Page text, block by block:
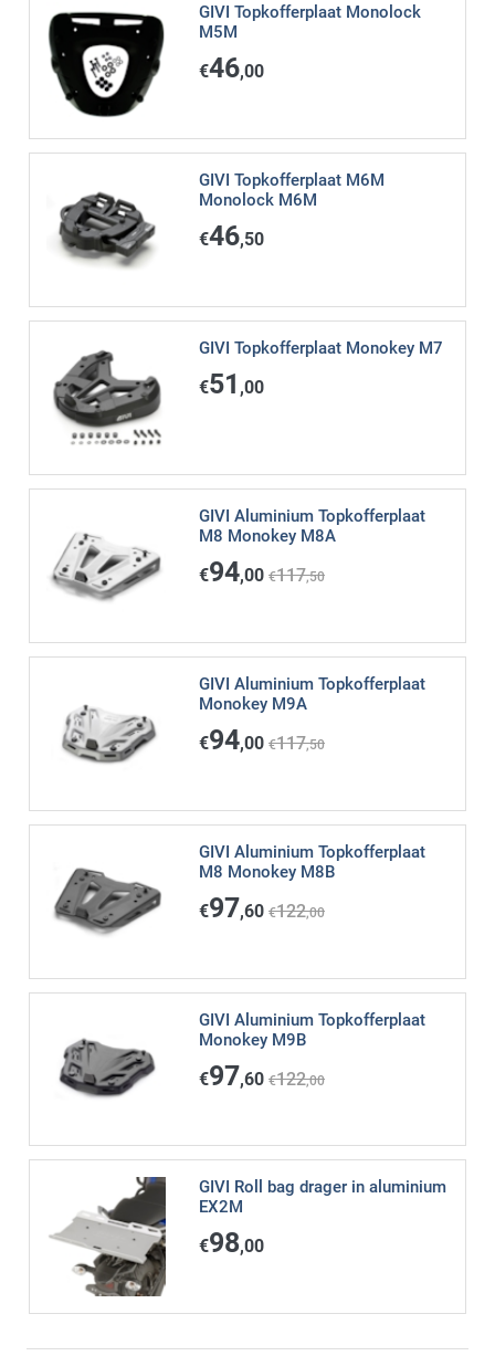
GIVI Topkofferplaat Monolock
M5M
€46,00
GIVI Topkofferplaat M6M
Monolock M6M
€46,50
GIVI Topkofferplaat Monokey M7
€51 ,00
GIVI Aluminium Topkofferplaat
M8 Monokey M8A
€94,00 €117,50
GIVI Aluminium Topkofferplaat
Monokey M9A
€94,00 €117,50
GIVI Aluminium Topkofferplaat
M8 Monokey M8B
€97,60 €122,00
GIVI Aluminium Topkofferplaat
Monokey M9B
€97,60 €122,00
GIVI Roll bag drager in aluminium
EX2M
€98,00